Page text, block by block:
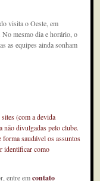
visita o Oeste, em
No mesmo dia e horário, o
as equipes ainda sonham
(com a devida
não divulgadas pelo clube.
forma saudável os assuntos
identificar como
entre emcontato